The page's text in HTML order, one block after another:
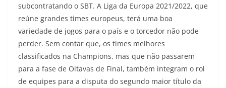
subcontratando o SBT. A Liga da Europa 2021/2022, que
reúne grandes times europeus, terá uma boa
variedade de jogos para o país e o torcedor não pode
perder. Sem contar que, os times melhores
classificados na Champions, mas que não passarem
para a fase de Oitavas de Final, também integram o rol
de equipes para a disputa do segundo maior título da